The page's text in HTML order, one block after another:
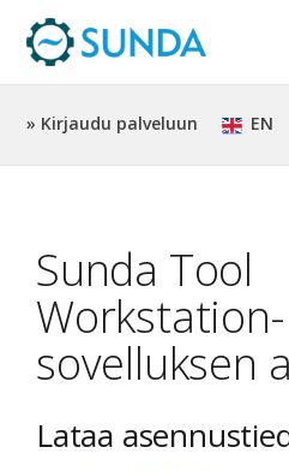
» Kirjaudu palveluun EN
Sunda Tool
Workstation-
sovelluksen
Lataa